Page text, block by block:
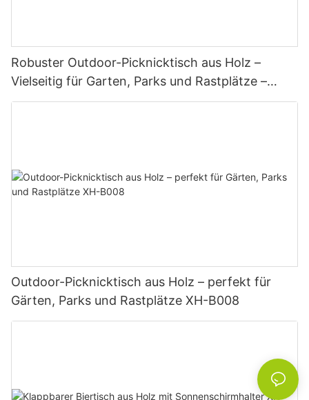
Robuster Outdoor-Picknicktisch aus Holz –
Vielseitig für Garten, Parks und Rastplätze –
Einfach anpassbar XH-B009
Outdoor-Picknicktisch aus Holz – perfekt für
Gärten, Parks und Rastplätze XH-B008